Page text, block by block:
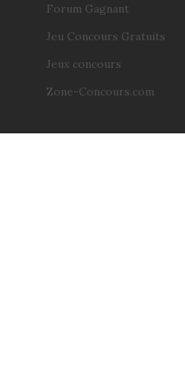
Forum Gagnant
Jeu Concours Gratuits
Jeux concours
Zone-Concours.com